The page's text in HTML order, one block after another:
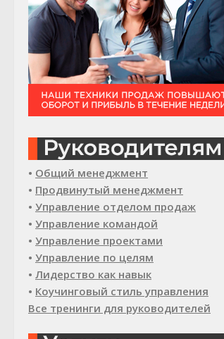
• Общий менеджмент
• Продвинутый менеджмент
• Управление отделом продаж
• Управление командой
• Управление проектами
• Управление по целям
• Лидерство как навык
• Коучинговый стиль управления
Все тренинги для руководителей